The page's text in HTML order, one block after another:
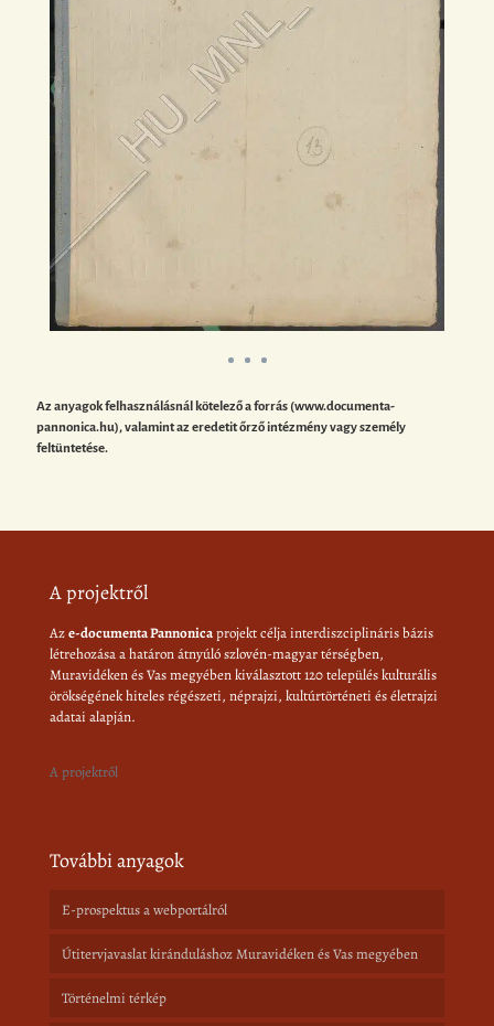
Az anyagok felhasználásnál kötelező a forrás (www.documenta-
pannonica.hu), valamint az eredetit őrző intézmény vagy személy
feltüntetése.
A projektről
Aze-documenta Pannonicaprojekt célja interdiszciplináris bázis
létrehozása a határon átnyúló szlovén-magyar térségben,
Muravidéken és Vas megyében kiválasztott 120 település kulturális
örökségének hiteles régészeti, néprajzi, kultúrtörténeti és életrajzi
adatai alapján.
A projektről
További anyagok
E-prospektus a webportálról
Útitervjavaslat kiránduláshoz Muravidéken és Vas megyében
Történelmi térkép